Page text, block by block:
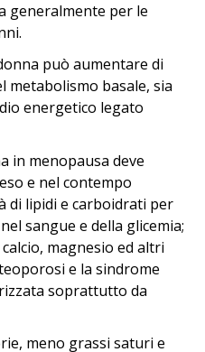
generalmente per le
può aumentare di
metabolismo basale, sia
energetico legato
in menopausa deve
e nel contempo
di lipidi e carboidrati per
sangue e della glicemia;
magnesio ed altri
e la sindrome
soprattutto da
meno grassi saturi e